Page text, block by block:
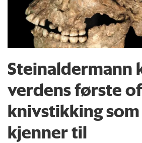
Steinaldermann
verdens første
knivstikking
kjenner til